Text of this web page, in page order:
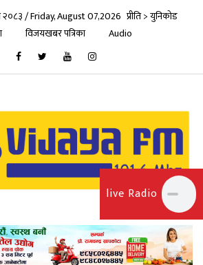
२०८३ / Friday, August 07,2026 प्रीति > युनिकोड
विजयखबर पत्रिका Audio
live Radio